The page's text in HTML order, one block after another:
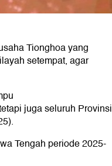
Tionghoa yang
setempat, agar
juga seluruh Provinsi
Tengah periode 2025-